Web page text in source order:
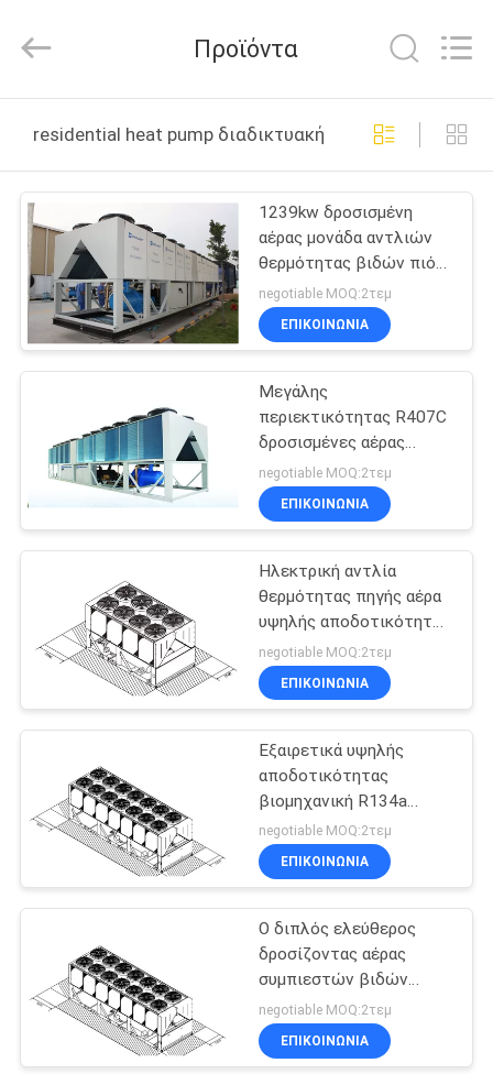
ΠΡΟΪΌΝΤΑ
ΠΕΡΊΠΟΥ
ΕΜΕΊΣ
ΓΎΡΟΣ
ΕΡΓΟΣΤΑΣΊΩΝ
ΠΟΙΟΤΙΚΌΣ
ΈΛΕΓΧΟΣ
ΕΛΆΤΕ
ΕΠΑΦΉ
ΜΕ
ΖΗΤΉΣΤΕ
ΈΝΑ
ΑΠΌΣΠΑΣΜΑ
COMPANY
NEWS
SITEMAP
Conditioning
Ltd.
Προϊόντα
residential heat pump διαδικτυακή κατασκευή
1239kw δροσισμένη
αέρας μονάδα αντλιών
θερμότητας βιδών πιό
ψυχρή κατοικημένη για
το σύστημα HVAC
negotiable MOQ:2τεμ
ΕΠΙΚΟΙΝΩΝΊΑ
Μεγάλης
περιεκτικότητας R407C
δροσισμένες αέρας
μονάδες 284.1-
1639.7KW αντλιών
θερμότητας βιδών πιό
negotiable MOQ:2τεμ
ΕΠΙΚΟΙΝΩΝΊΑ
Ηλεκτρική αντλία
θερμότητας πηγής αέρα
υψηλής αποδοτικότητας
με την ψυκτική ουσία
R134a
negotiable MOQ:2τεμ
ΕΠΙΚΟΙΝΩΝΊΑ
Εξαιρετικά υψηλής
αποδοτικότητας
βιομηχανική R134a
αντλία θερμότητας
βιδών δροσισμένη αέρας
874.2kW
negotiable MOQ:2τεμ
ΕΠΙΚΟΙΝΩΝΊΑ
Ο διπλός ελεύθερος
δροσίζοντας αέρας
συμπιεστών βιδών
δρόσισε την πιό ψυχρή
μονάδα R134a αντλιών
θερμότητας 502.9 KW
negotiable MOQ:2τεμ
ΕΠΙΚΟΙΝΩΝΊΑ